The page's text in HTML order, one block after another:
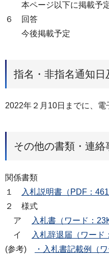
本ページ以下に掲載予
６ 回答
今後掲載予定
指名・非指名通知日
2022年２月10日までに、電
その他の書類・連絡
関係書類
１
入札説明書（PDF：
２ 様式
ア
入札書（ワード：
イ
入札辞退届（ワード
(参考)
・入札書記載例（